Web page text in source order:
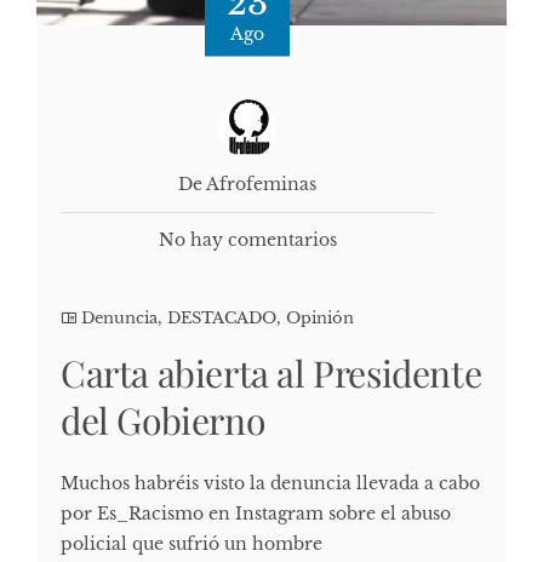
Ago
De Afrofeminas
No hay comentarios
Denuncia, DESTACADO, Opinión
Carta abierta al Presidente
del Gobierno
Muchos habréis visto la denuncia llevada a cabo
por Es_Racismo en Instagram sobre el abuso
policial que sufrió un hombre